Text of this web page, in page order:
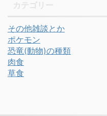
その他雑談とか
ポケモン
恐竜(動物)の種類
肉食
草食